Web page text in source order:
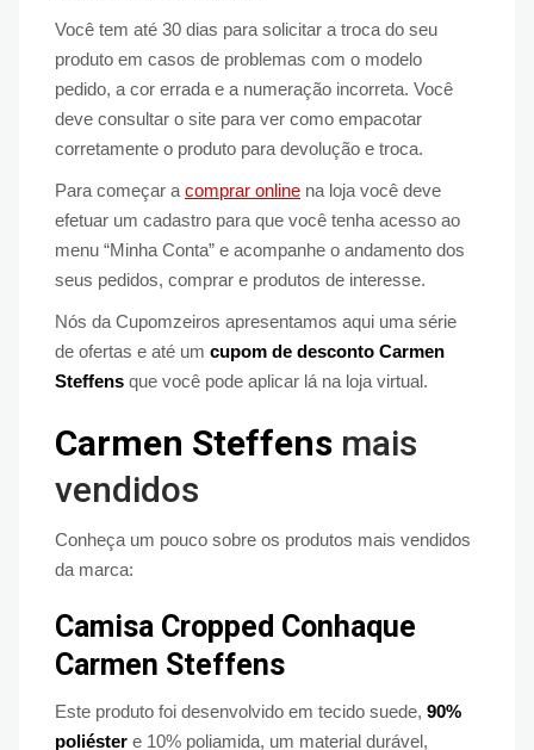
Você tem até 30 dias para solicitar a troca do seu
produto em casos de problemas com o modelo
pedido, a cor errada e a numeração incorreta. Você
deve consultar o site para ver como empacotar
corretamente o produto para devolução e troca.
Para começar acomprar online na loja você deve
efetuar um cadastro para que você tenha acesso ao
menu “Minha Conta” e acompanhe o andamento dos
seus pedidos, comprar e produtos de interesse.
Nós da Cupomzeiros apresentamos aqui uma série
de ofertas e até um cupom de desconto Carmen
Steffens que você pode aplicar lá na loja virtual.
Carmen Steffens mais
vendidos
Conheça um pouco sobre os produtos mais vendidos
da marca:
Camisa Cropped Conhaque
Carmen Steffens
Este produto foi desenvolvido em tecido suede, 90%
poliéster e 10% poliamida, um material durável,